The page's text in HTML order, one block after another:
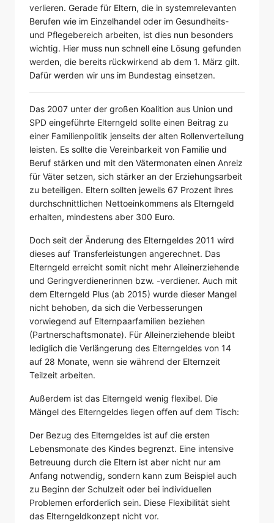
verlieren. Gerade für Eltern, die in systemrelevanten
Berufen wie im Einzelhandel oder im Gesundheits-
und Pflegebereich arbeiten, ist dies nun besonders
wichtig. Hier muss nun schnell eine Lösung gefunden
werden, die bereits rückwirkend ab dem 1. März gilt.
Dafür werden wir uns im Bundestag einsetzen.
Das 2007 unter der großen Koalition aus Union und
SPD eingeführte Elterngeld sollte einen Beitrag zu
einer Familienpolitik jenseits der alten Rollenverteilung
leisten. Es sollte die Vereinbarkeit von Familie und
Beruf stärken und mit den Vätermonaten einen Anreiz
für Väter setzen, sich stärker an der Erziehungsarbeit
zu beteiligen. Eltern sollten jeweils 67 Prozent ihres
durchschnittlichen Nettoeinkommens als Elterngeld
erhalten, mindestens aber 300 Euro.
Doch seit der Änderung des Elterngeldes 2011 wird
dieses auf Transferleistungen angerechnet. Das
Elterngeld erreicht somit nicht mehr Alleinerziehende
und Geringverdienerinnen bzw. -verdiener. Auch mit
dem Elterngeld Plus (ab 2015) wurde dieser Mangel
nicht behoben, da sich die Verbesserungen
vorwiegend auf Elternpaarfamilien beziehen
(Partnerschaftsmonate). Für Alleinerziehende bleibt
lediglich die Verlängerung des Elterngeldes von 14
auf 28 Monate, wenn sie während der Elternzeit
Teilzeit arbeiten.
Außerdem ist das Elterngeld wenig flexibel. Die
Mängel des Elterngeldes liegen offen auf dem Tisch:
Der Bezug des Elterngeldes ist auf die ersten
Lebensmonate des Kindes begrenzt. Eine intensive
Betreuung durch die Eltern ist aber nicht nur am
Anfang notwendig, sondern kann zum Beispiel auch
zu Beginn der Schulzeit oder bei individuellen
Problemen erforderlich sein. Diese Flexibilität sieht
das Elterngeldkonzept nicht vor.